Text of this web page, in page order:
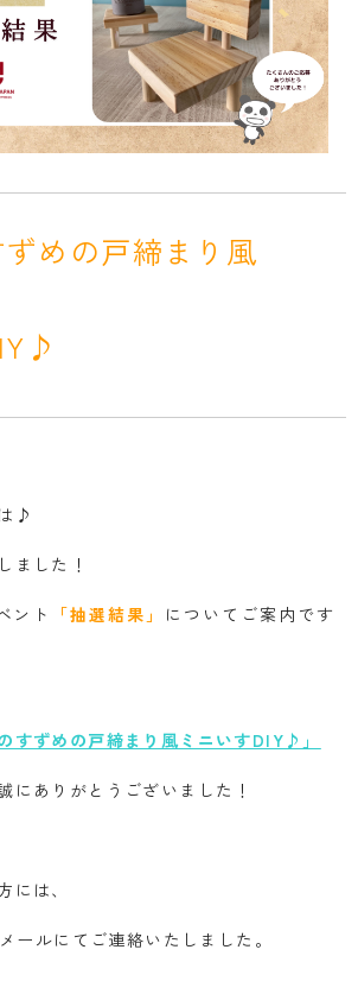
めの戸締まり風
♪
ました！
ント 「抽選結果」 についてご案内です
のすずめの戸締まり風ミニいすDIY♪」
にありがとうございました！
には、
ールにてご連絡いたしました。